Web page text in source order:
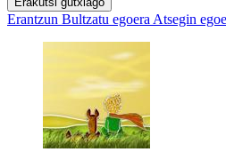
Erantzun Bultzatu egoera Atsegin